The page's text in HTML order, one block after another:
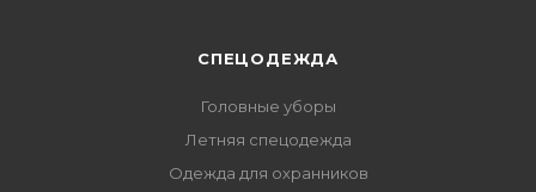
СПЕЦОДЕЖДА
Головные уборы
Летняя спецодежда
Одежда для охранников